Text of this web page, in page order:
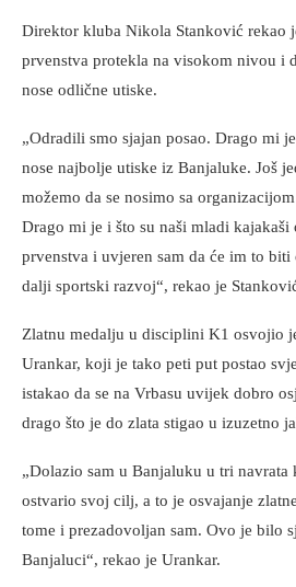
Direktor kluba Nikola Stanković rekao
prvenstva protekla na visokom nivou i
nose odlične utiske.
„Odradili smo sjajan posao. Drago mi
nose najbolje utiske iz Banjaluke. Još
možemo da se nosimo sa
Drago mi je i što su naši mladi kajakaši
prvenstva i uvjeren sam da će im to
dalji sportski razvoj“, rekao je
Zlatnu medalju u disciplini K1 osvojio
Urankar, koji je tako peti put postao
istakao da se na Vrbasu uvijek dobro
drago što je do zlata stigao u izuzetno
„Dolazio sam u Banjaluku u tri
ostvario svoj cilj, a to je osvajanje
tome i prezadovoljan sam. Ovo je bilo
Banjaluci“, rekao je Urankar.